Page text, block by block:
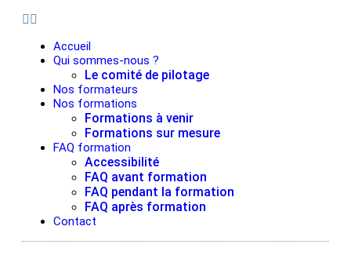
Accueil
Qui sommes-nous ?
Le comité de pilotage
Nos formateurs
Nos formations
Formations à venir
Formations sur mesure
FAQ formation
Accessibilité
FAQ avant formation
FAQ pendant la formation
FAQ après formation
Contact